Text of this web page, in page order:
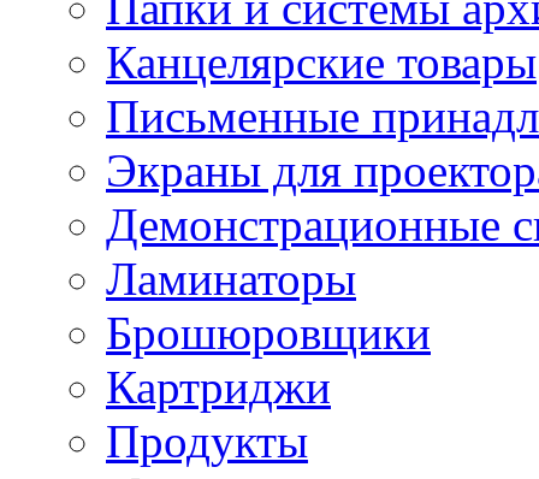
Канцелярские товары
Письменные
Экраны для
Демонстрационные
Ламинаторы
Брошюровщики
Картриджи
Продукты